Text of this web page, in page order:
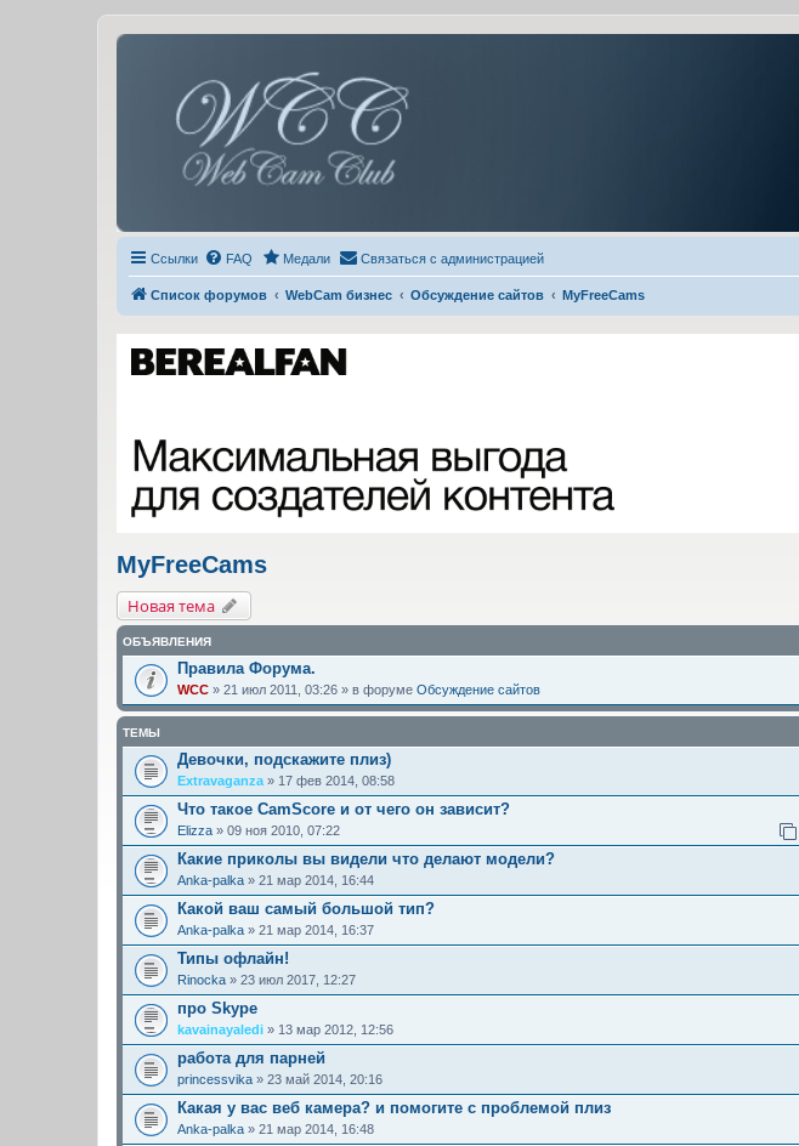
Ссылки FAQ Медали Связаться с администрацией
Список форумов WebCam бизнес Обсуждение сайтов MyFreeCams
MyFreeCams
Новая тема
ОБЪЯВЛЕНИЯ
Правила Форума.
WCC » 21 июл 2011, 03:26 » в форуме Обсуждение сайтов
ТЕМЫ
Девочки, подскажите плиз)
Extravaganza » 17 фев 2014, 08:58
Что такое CamScore и от чего он зависит?
Elizza » 09 ноя 2010, 07:22
Какие приколы вы видели что делают модели?
Anka-palka » 21 мар 2014, 16:44
Какой ваш самый большой тип?
Anka-palka » 21 мар 2014, 16:37
Типы офлайн!
Rinocka » 23 июл 2017, 12:27
про Skype
kavainayaledi » 13 мар 2012, 12:56
работа для парней
princessvika » 23 май 2014, 20:16
Какая у вас веб камера? и помогите с проблемой плиз
Anka-palka » 21 мар 2014, 16:48